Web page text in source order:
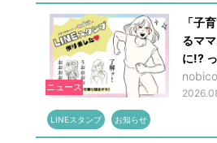
ニュース
「子
るマ
に!?
LINEスタンプ お知らせ